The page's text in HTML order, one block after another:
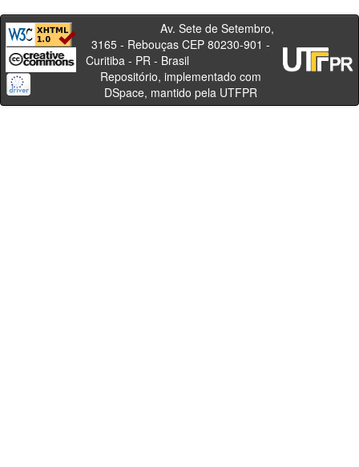
Av. Sete de Setembro,
3165 - Rebouças CEP 80230-901 -
Curitiba - PR - Brasil
Repositório, implementado com
DSpace, mantido pela UTFPR